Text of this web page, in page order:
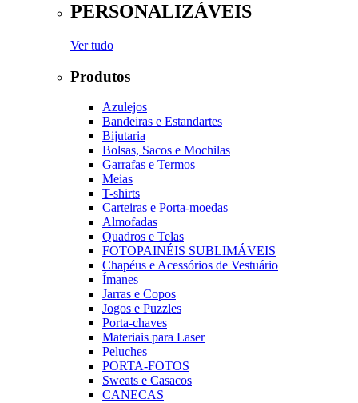
PERSONALIZÁVEIS
Ver tudo
Produtos
Azulejos
Bandeiras e Estandartes
Bijutaria
Bolsas, Sacos e Mochilas
Garrafas e Termos
Meias
T-shirts
Carteiras e Porta-moedas
Almofadas
Quadros e Telas
FOTOPAINÉIS SUBLIMÁVEIS
Chapéus e Acessórios de Vestuário
Ímanes
Jarras e Copos
Jogos e Puzzles
Porta-chaves
Materiais para Laser
Peluches
PORTA-FOTOS
Sweats e Casacos
CANECAS